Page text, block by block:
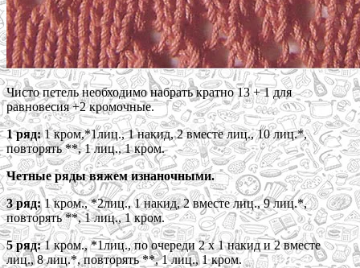
Чисто петель необходимо набрать кратно 13 + 1 для
равновесия +2 кромочные.
1 ряд:1 кром,*1лиц., 1 накид, 2 вместе лиц., 10 лиц.*,
повторять **, 1 лиц., 1 кром.
Четные ряды вяжем изнаночными.
3 ряд:1 кром., *2лиц., 1 накид, 2 вместе лиц., 9 лиц.*,
повторять **, 1 лиц., 1 кром.
5 ряд:1 кром., *1лиц., по очереди 2 х 1 накид и 2 вместе
лиц., 8 лиц.*, повторять **, 1 лиц., 1 кром.